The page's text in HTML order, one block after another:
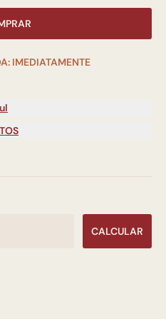
IMEDIATAMENTE
CALCULAR